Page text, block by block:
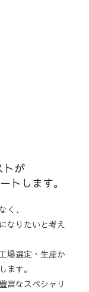
トが
します。
く、
なりたいと考え
場選定・生産か
ます。
富なスペシャリ